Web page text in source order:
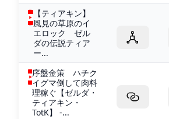
【ティアキン】
風見の草原のイ
エロック ゼル
ダの伝説ティア
ー...
序盤金策 ハチク
イグマ倒して肉料
理稼ぐ【ゼルダ・
ティアキン・
TotK】 -...